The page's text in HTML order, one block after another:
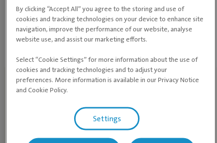
Henvisningsguide
I vår Henvisningsguide kan du se de ulike
fagområdene og henvisningsområdene som
By clicking “Accept All” you agree to the storing and use of
cookies and tracking technologies on your device to enhance site
navigation, improve the performance of our website, analyse
website use, and assist our marketing efforts.
Select “Cookie Settings” for more information about the use of
cookies and tracking technologies and to adjust your
preferences. More information is available in our Privacy Notice
and Cookie Policy.
Settings